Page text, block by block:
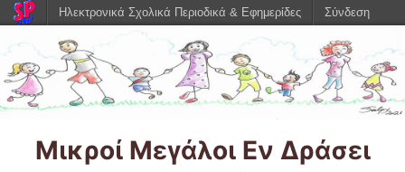
Μικροί Μεγάλοι Εν Δράσει
Ηλεκτρονικά Σχολικά Περιοδικά & Εφημερίδες Σύνδεση